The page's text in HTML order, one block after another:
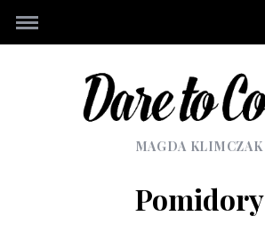
MAGDA KLIMCZAK
Pomidory